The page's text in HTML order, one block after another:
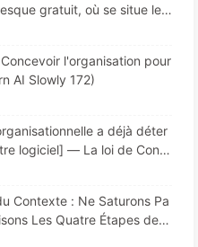
gratuit, où se situe le
du génie logiciel — L’évolut
l'organisation pour
AI Slowly 172)
a déjà déter
logiciel] — La loi de Conw
de la gestion sous-estim
Apprendre l’IA progressive
Contexte : Ne Saturons Pa
Les Quatre Étapes de R
et Isolation, Évito